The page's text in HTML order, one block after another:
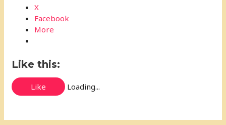
X
Facebook
More
Like this:
Like Loading...